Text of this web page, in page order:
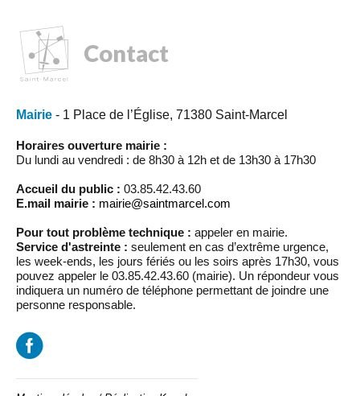
Contact
Mairie - 1 Place de l’Église, 71380 Saint-Marcel
Horaires ouverture mairie :
Du lundi au vendredi : de 8h30 à 12h et de 13h30 à 17h30
Accueil du public : 03.85.42.43.60
E.mail mairie : mairie@saintmarcel.com
Pour tout problème technique : appeler en mairie.
Service d'astreinte : seulement en cas d’extrême urgence,
les week-ends, les jours fériés ou les soirs après 17h30, vous
pouvez appeler le 03.85.42.43.60 (mairie). Un répondeur vous
indiquera un numéro de téléphone permettant de joindre une
personne responsable.